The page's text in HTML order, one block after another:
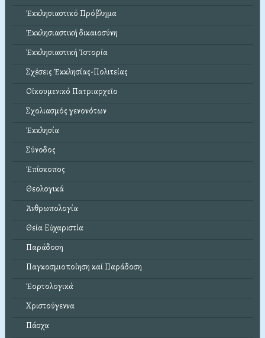
Ἐκκλησιαστικό Πρόβλημα
Ἐκκλησιαστική δικαιοσύνη
Ἐκκλησιαστική Ἱστορία
Σχέσεις Ἐκκλησίας-Πολιτείας
Οἰκουμενικό Πατριαρχεῖο
Σχολιασμός γενονότων
Ἐκκλησία
Σύνοδος
Ἐπίσκοπος
Θεολογικά
Ἀνθρωπολογία
Θεία Εὐχαριστία
Παράδοση
Παγκοσμιοποίηση καί Παράδοση
Ἑορτολογικά
Χριστούγεννα
Πάσχα